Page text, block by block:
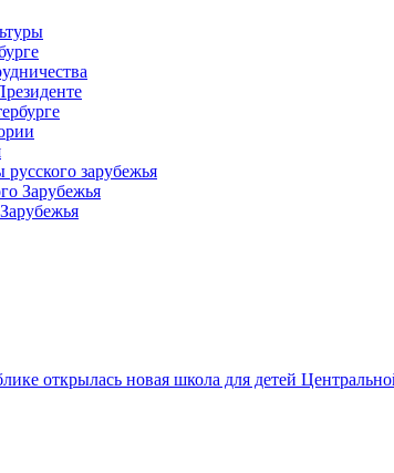
зарубежья
Зарубежья
открылась новая школа для детей